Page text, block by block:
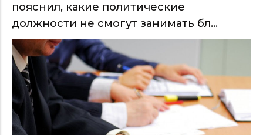
пояснил, какие политические
должности не смогут занимать бл...